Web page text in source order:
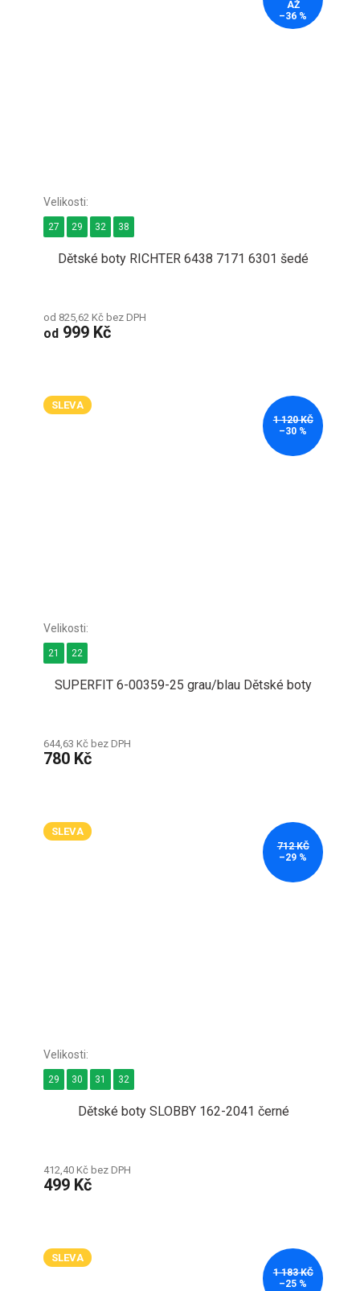
AŽ
–36 %
Dětské boty RICHTER 6438 7171 6301 šedé
od 825,62 Kč bez DPH
od 999 Kč
27 29 32 38
SLEVA
1 120 KČ
–30 %
SUPERFIT 6-00359-25 grau/blau Dětské boty
644,63 Kč bez DPH
780 Kč
21 22
SLEVA
712 KČ
–29 %
Dětské boty SLOBBY 162-2041 černé
412,40 Kč bez DPH
499 Kč
29 30 31 32
SLEVA
1 183 KČ
–25 %